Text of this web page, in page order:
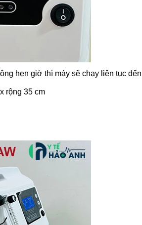
hẹn giờ thì máy sẽ chạy liên tục
rộng 35 cm